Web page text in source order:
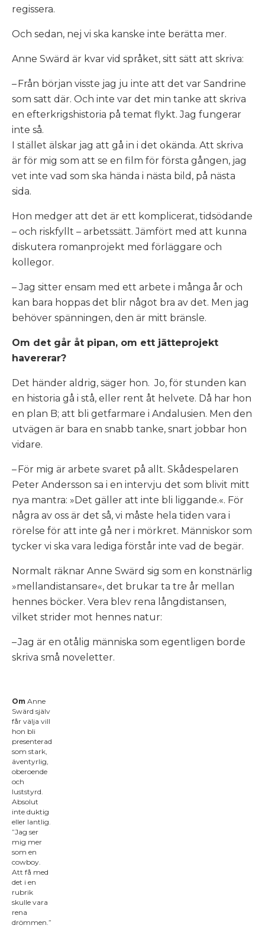
regissera.
Och sedan, nej vi ska kanske inte berätta mer.
Anne Swärd är kvar vid språket, sitt sätt att skriva:
– Från början visste jag ju inte att det var Sandrine
som satt där. Och inte var det min tanke att skriva
en efterkrigshistoria på temat flykt. Jag fungerar
inte så.
I stället älskar jag att gå in i det okända. Att skriva
är för mig som att se en film för första gången, jag
vet inte vad som ska hända i nästa bild, på nästa
sida.
Hon medger att det är ett komplicerat, tidsödande
– och riskfyllt – arbetssätt. Jämfört med att kunna
diskutera romanprojekt med förläggare och
kollegor.
– Jag sitter ensam med ett arbete i många år och
kan bara hoppas det blir något bra av det. Men jag
behöver spänningen, den är mitt bränsle.
Om det går åt pipan, om ett jätteprojekt
havererar?
Det händer aldrig, säger hon. Jo, för stunden kan
en historia gå i stå, eller rent åt helvete. Då har hon
en plan B; att bli getfarmare i Andalusien. Men den
utvägen är bara en snabb tanke, snart jobbar hon
vidare.
– För mig är arbete svaret på allt. Skådespelaren
Peter Andersson sa i en intervju det som blivit mitt
nya mantra: »Det gäller att inte bli liggande.«. För
några av oss är det så, vi måste hela tiden vara i
rörelse för att inte gå ner i mörkret. Människor som
tycker vi ska vara lediga förstår inte vad de begär.
Normalt räknar Anne Swärd sig som en konstnärlig
»mellandistansare«, det brukar ta tre år mellan
hennes böcker. Vera blev rena långdistansen,
vilket strider mot hennes natur:
– Jag är en otålig människa som egentligen borde
skriva små noveletter.
Om Anne
Swärd själv
får välja vill
hon bli
presenterad
som stark,
äventyrlig,
oberoende
och
luststyrd.
Absolut
inte duktig
eller lantlig.
”Jag ser
mig mer
som en
cowboy.
Att få med
det i en
rubrik
skulle vara
rena
drömmen.”